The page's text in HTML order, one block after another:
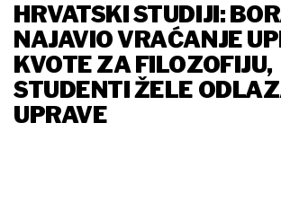
HRVATSKI STUDIJI:
NAJAVIO VRAĆANJE
KVOTE ZA FILOZOFIJU,
STUDENTI ŽELE
UPRAVE